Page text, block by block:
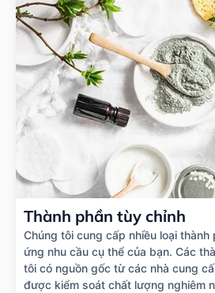
Thành phần tùy chỉnh
Chúng tôi cung cấp nhiều loại
ứng nhu cầu cụ thể của bạn. Các
tôi có nguồn gốc từ các nhà cung
được kiểm soát chất lượng nghiêm